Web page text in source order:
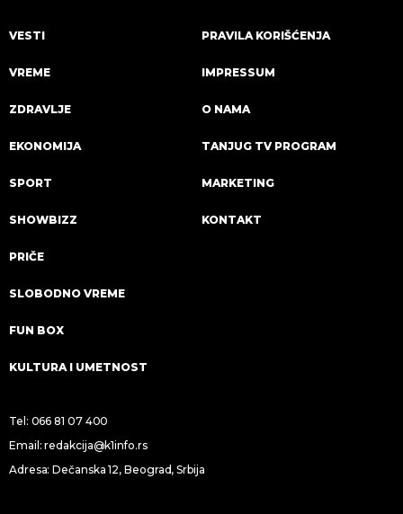
VESTI
VREME
ZDRAVLJE
EKONOMIJA
SPORT
SHOWBIZZ
PRIČE
SLOBODNO VREME
FUN BOX
KULTURA I UMETNOST
PRAVILA KORIŠĆENJA
IMPRESSUM
O NAMA
TANJUG TV PROGRAM
MARKETING
KONTAKT
Tel: 066 81 07 400
Email:redakcija@k1info.rs
Adresa: Dečanska 12, Beograd, Srbija